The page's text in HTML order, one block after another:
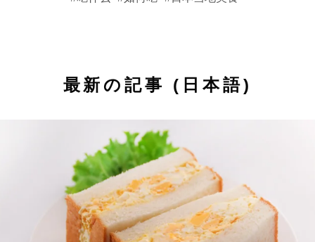
最新の記事 (日本語)